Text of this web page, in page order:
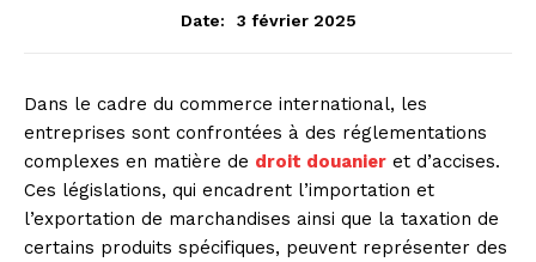
Date:
3 février 2025
Dans le cadre du commerce international, les
entreprises sont confrontées à des réglementations
complexes en matière de droit douanier et d’accises.
Ces législations, qui encadrent l’importation et
l’exportation de marchandises ainsi que la taxation de
certains produits spécifiques, peuvent représenter des